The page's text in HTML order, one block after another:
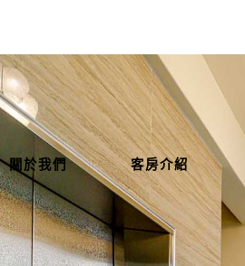
關於我們 客房介紹